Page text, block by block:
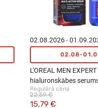
02.08.2026 -
02.08-
L'OREAL MEN
hialuronskābes
Regulārā cena
15,79 €
22,59 €